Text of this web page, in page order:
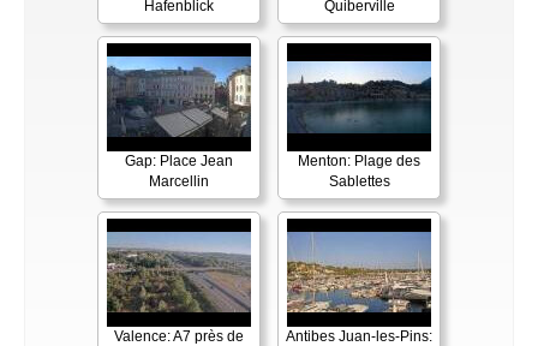
Hafenblick
Quiberville
Gap: Place Jean
Marcellin
Menton: Plage des
Sablettes
Valence: A7 près de
Antibes Juan-les-Pins: